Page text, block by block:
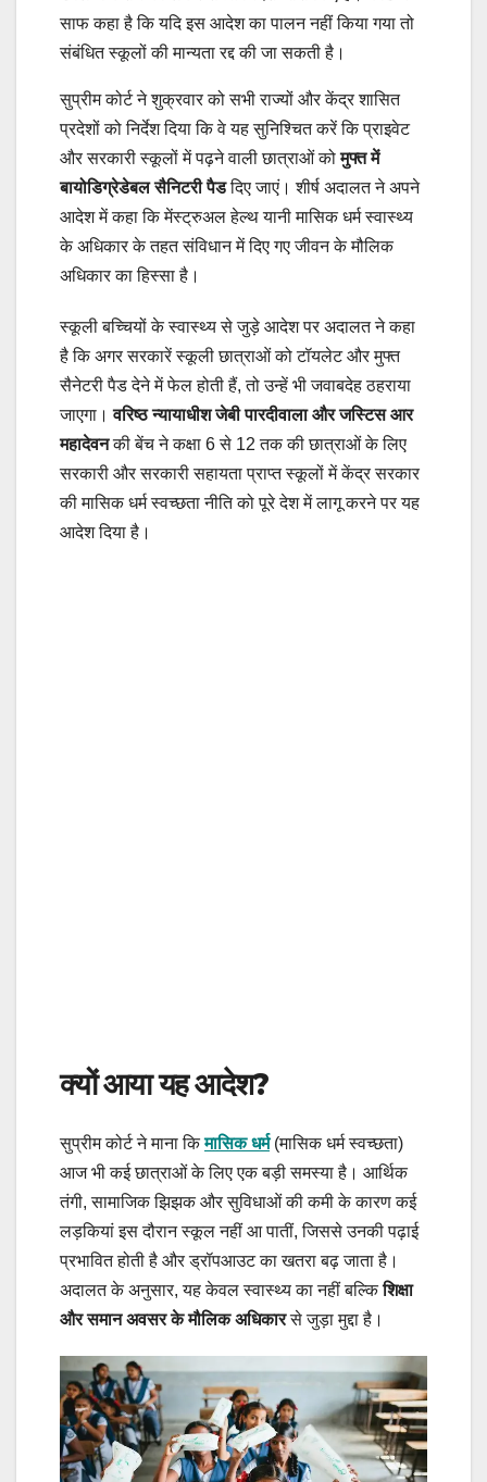
साफ कहा है कि यदि इस आदेश का पालन नहीं किया गया तो
संबंधित स्कूलों की मान्यता रद्द की जा सकती है।
सुप्रीम कोर्ट ने शुक्रवार को सभी राज्यों और केंद्र शासित
प्रदेशों को निर्देश दिया कि वे यह सुनिश्चित करें कि प्राइवेट
और सरकारी स्कूलों में पढ़ने वाली छात्राओं कोमुफ्त में
बायोडिग्रेडेबल सैनिटरी पैडदिए जाएं। शीर्ष अदालत ने अपने
आदेश में कहा कि मेंस्ट्रुअल हेल्थ यानी मासिक धर्म स्वास्थ्य
के अधिकार के तहत संविधान में दिए गए जीवन के मौलिक
अधिकार का हिस्सा है।
स्कूली बच्चियों के स्वास्थ्य से जुड़े आदेश पर अदालत ने कहा
है कि अगर सरकारें स्कूली छात्राओं को टॉयलेट और मुफ्त
सैनेटरी पैड देने में फेल होती हैं, तो उन्हें भी जवाबदेह ठहराया
जाएगा।वरिष्ठ न्यायाधीश जेबी पारदीवाला और जस्टिस आर
महादेवनकी बेंच ने कक्षा 6 से 12 तक की छात्राओं के लिए
सरकारी और सरकारी सहायता प्राप्त स्कूलों में केंद्र सरकार
की मासिक धर्म स्वच्छता नीति को पूरे देश में लागू करने पर यह
आदेश दिया है।
क्यों आया यह आदेश?
सुप्रीम कोर्ट ने माना किमासिक धर्म(मासिक धर्म स्वच्छता)
आज भी कई छात्राओं के लिए एक बड़ी समस्या है। आर्थिक
तंगी, सामाजिक झिझक और सुविधाओं की कमी के कारण कई
लड़कियां इस दौरान स्कूल नहीं आ पातीं, जिससे उनकी पढ़ाई
प्रभावित होती है और ड्रॉपआउट का खतरा बढ़ जाता है।
अदालत के अनुसार, यह केवल स्वास्थ्य का नहीं बल्किशिक्षा
और समान अवसर के मौलिक अधिकारसे जुड़ा मुद्दा है।